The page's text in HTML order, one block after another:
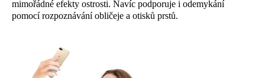
mimořádné efekty ostrosti. Navíc podporuje i odemykání
pomocí rozpoznávání obličeje a otisků prstů.